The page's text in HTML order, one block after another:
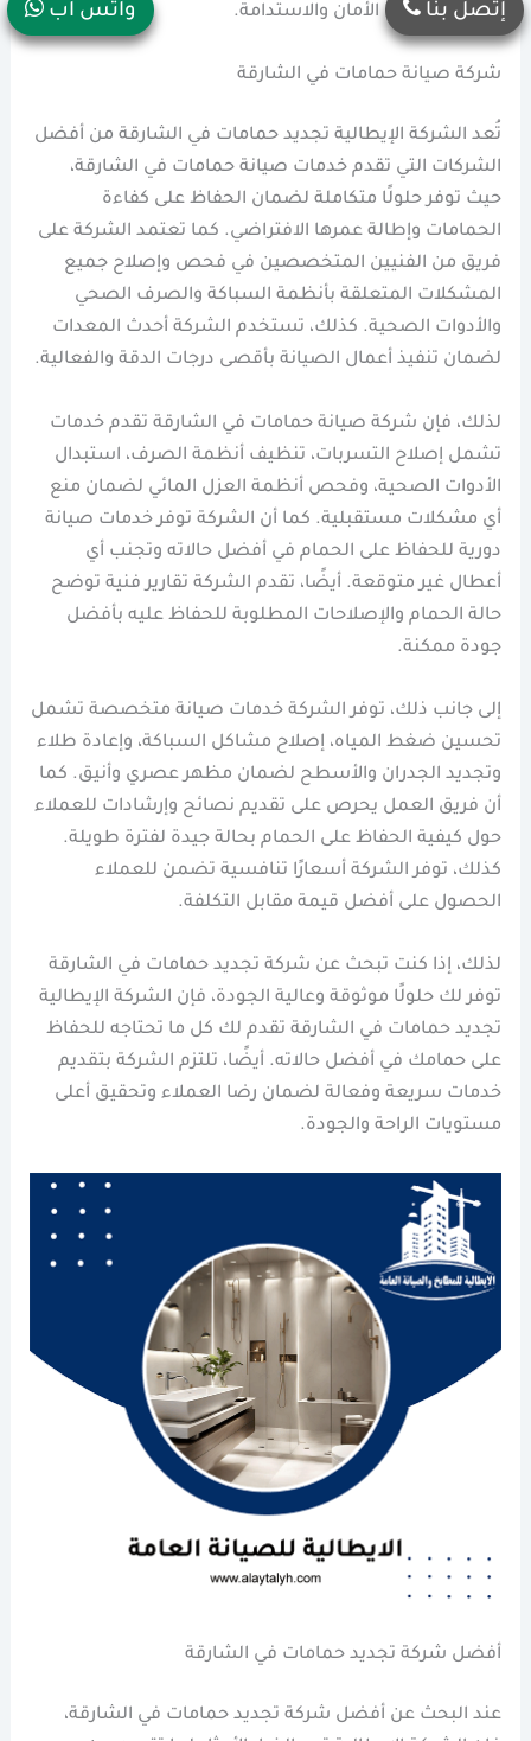
أعلى مستويات الأمان والاستدامة.
شركة صيانة حمامات في الشارقة
تُعد الشركة الإيطالية تجديد حمامات في الشارقة من أفضل
الشركات التي تقدم خدمات صيانة حمامات في الشارقة،
حيث توفر حلولًا متكاملة لضمان الحفاظ على كفاءة
الحمامات وإطالة عمرها الافتراضي. كما تعتمد الشركة على
فريق من الفنيين المتخصصين في فحص وإصلاح جميع
المشكلات المتعلقة بأنظمة السباكة والصرف الصحي
والأدوات الصحية. كذلك، تستخدم الشركة أحدث المعدات
لضمان تنفيذ أعمال الصيانة بأقصى درجات الدقة والفعالية.
لذلك، فإن شركة صيانة حمامات في الشارقة تقدم خدمات
تشمل إصلاح التسربات، تنظيف أنظمة الصرف، استبدال
الأدوات الصحية، وفحص أنظمة العزل المائي لضمان منع
أي مشكلات مستقبلية. كما أن الشركة توفر خدمات صيانة
دورية للحفاظ على الحمام في أفضل حالاته وتجنب أي
أعطال غير متوقعة. أيضًا، تقدم الشركة تقارير فنية توضح
حالة الحمام والإصلاحات المطلوبة للحفاظ عليه بأفضل
جودة ممكنة.
إلى جانب ذلك، توفر الشركة خدمات صيانة متخصصة تشمل
تحسين ضغط المياه، إصلاح مشاكل السباكة، وإعادة طلاء
وتجديد الجدران والأسطح لضمان مظهر عصري وأنيق. كما
أن فريق العمل يحرص على تقديم نصائح وإرشادات للعملاء
حول كيفية الحفاظ على الحمام بحالة جيدة لفترة طويلة.
كذلك، توفر الشركة أسعارًا تنافسية تضمن للعملاء
الحصول على أفضل قيمة مقابل التكلفة.
لذلك، إذا كنت تبحث عن شركة تجديد حمامات في الشارقة
توفر لك حلولًا موثوقة وعالية الجودة، فإن الشركة الإيطالية
تجديد حمامات في الشارقة تقدم لك كل ما تحتاجه للحفاظ
على حمامك في أفضل حالاته. أيضًا، تلتزم الشركة بتقديم
خدمات سريعة وفعالة لضمان رضا العملاء وتحقيق أعلى
مستويات الراحة والجودة.
أفضل شركة تجديد حمامات في الشارقة
عند البحث عن أفضل شركة تجديد حمامات في الشارقة،
واتس آب إتصل بنا